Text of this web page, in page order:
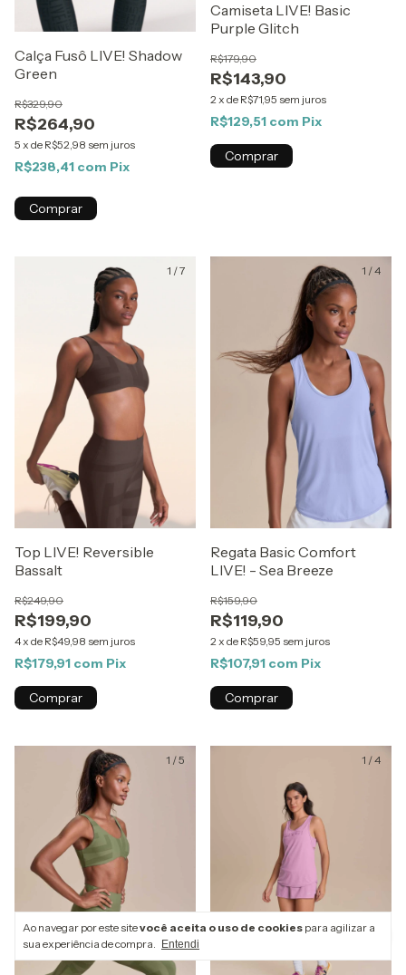
Ao navegar por este sitevocê aceita o uso de cookies para agilizar a
sua experiência de compra.
Entendi
Calça Fusô LIVE! Shadow
Green
R$264,90
R$329,90
5 x de R$52,98 sem juros
R$238,41 com Pix
Comprar
Camiseta LIVE! Basic
Purple Glitch
R$143,90
R$179,90
2 x de R$71,95 sem juros
R$129,51 com Pix
Comprar
1 /7
Top LIVE! Reversible
Bassalt
R$199,90
R$249,90
4x de R$49,98 sem juros
R$179,91 com Pix
Comprar
1 /4
Regata Basic Comfort
LIVE! - Sea Breeze
R$119,90
R$159,90
2 x de R$59,95 sem juros
R$107,91 com Pix
Comprar
1 /5 1 /4